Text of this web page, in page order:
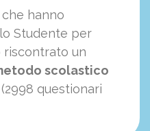
che hanno
Studente per
riscontrato un
scolastico
(2998 questionari